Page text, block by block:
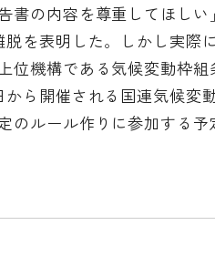
書の内容を尊重してほしい
を表明した。しかし実際
位機構である気候変動枠
ら開催される国連気候変
のルール作りに参加する予